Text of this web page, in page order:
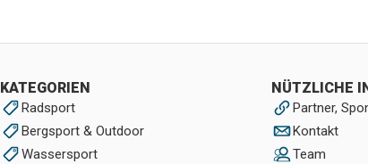
KATEGORIEN
Radsport
Bergsport & Outdoor
Wassersport
NÜTZLICHE
Partner,
Kontakt
Team